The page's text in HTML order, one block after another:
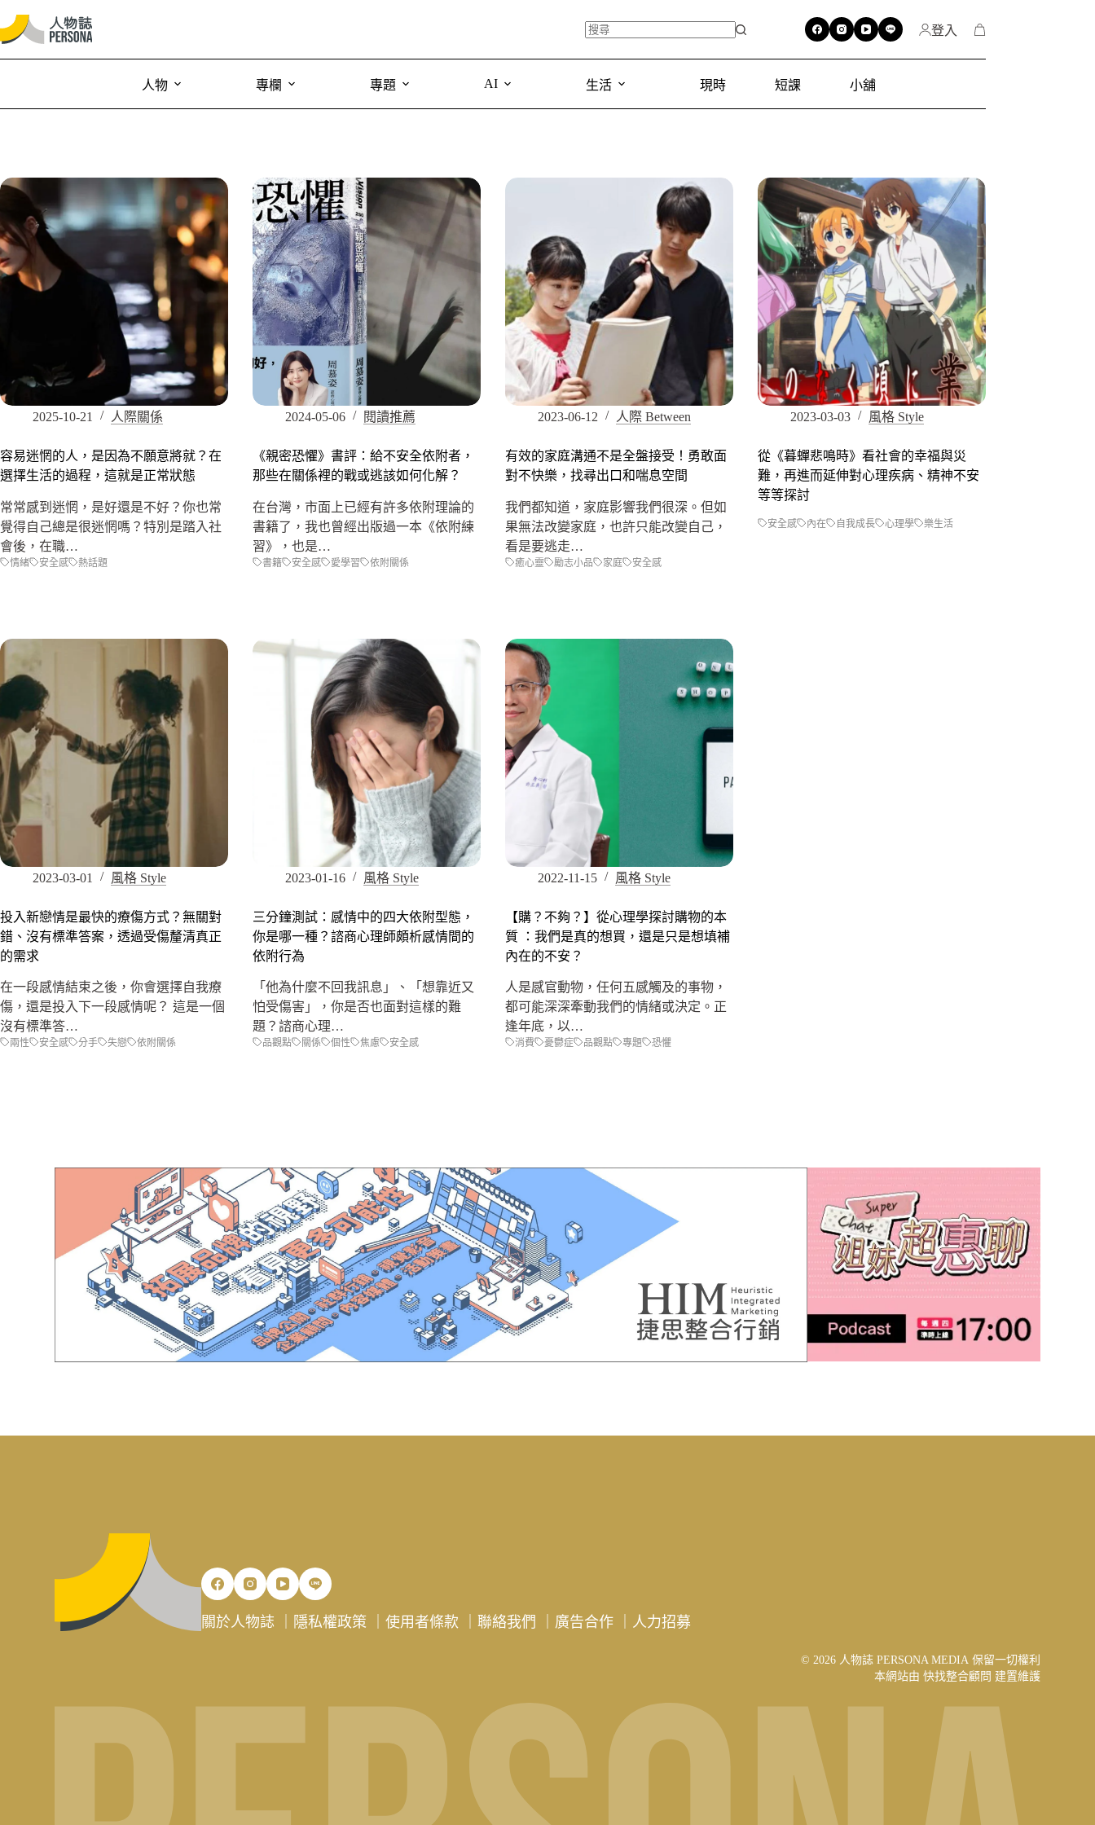
登入
人物 專欄 專題 AI 生活 現時 短課 小舖
2025-10-21 人際關係
容易迷惘的人，是因為不願意將就？在
選擇生活的過程，這就是正常狀態
常常感到迷惘，是好還是不好？你也常
覺得自己總是很迷惘嗎？特別是踏入社
會後，在職…
情緒 安全感 熱話題
2024-05-06 閱讀推薦
《親密恐懼》書評：給不安全依附者，
那些在關係裡的戰或逃該如何化解？
在台灣，市面上已經有許多依附理論的
書籍了，我也曾經出版過一本《依附練
習》，也是…
書籍 安全感 愛學習 依附關係
2023-06-12 人際 Between
有效的家庭溝通不是全盤接受！勇敢面
對不快樂，找尋出口和喘息空間
我們都知道，家庭影響我們很深。但如
果無法改變家庭，也許只能改變自己，
看是要逃走…
癒心靈 勵志小品 家庭 安全感
2023-03-03 風格 Style
從《暮蟬悲鳴時》看社會的幸福與災
難，再進而延伸對心理疾病、精神不安
等等探討
安全感 內在 自我成長 心理學 樂生活
2023-03-01 風格 Style
投入新戀情是最快的療傷方式？無關對
錯、沒有標準答案，透過受傷釐清真正
的需求
在一段感情結束之後，你會選擇自我療
傷，還是投入下一段感情呢？ 這是一個
沒有標準答…
兩性 安全感 分手 失戀 依附關係
2023-01-16 風格 Style
三分鐘測試：感情中的四大依附型態，
你是哪一種？諮商心理師頗析感情間的
依附行為
「他為什麼不回我訊息」、「想靠近又
怕受傷害」，你是否也面對這樣的難
題？諮商心理…
品觀點 關係 個性 焦慮 安全感
2022-11-15 風格 Style
【購？不夠？】從心理學探討購物的本
質 ：我們是真的想買，還是只是想填補
內在的不安？
人是感官動物，任何五感觸及的事物，
都可能深深牽動我們的情緒或決定。正
逢年底，以…
消費 憂鬱症 品觀點 專題 恐懼
關於人物誌 隱私權政策 ｜使用者條款 ｜聯絡我們 廣告合作 人力招募
© 2026 人物誌 PERSONA MEDIA 保留一切權利
本網站由 快找整合顧問 建置維護